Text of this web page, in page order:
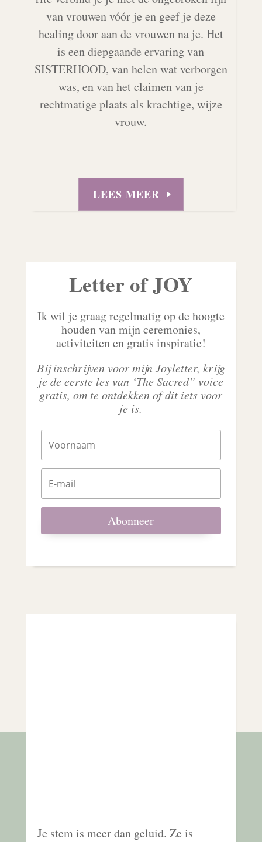
van vrouwen vóór je en geef je deze
healing door aan de vrouwen na je. Het
is een diepgaande ervaring van
SISTERHOOD, van helen wat verborgen
was, en van het claimen van je
rechtmatige plaats als krachtige, wijze
vrouw.
LEES MEER
Letter of JOY
Ik wil je graag regelmatig op de hoogte
houden van mijn ceremonies,
activiteiten en gratis inspiratie!
Bij inschrijven voor mijn Joyletter, krijg
je de eerste les van ‘The Sacred” voice
gratis, om te ontdekken of dit iets voor
je is.
Abonneer
Je stem is meer dan geluid. Ze is